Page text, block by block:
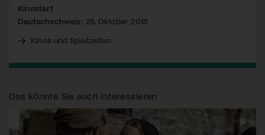
Kinostart
Deutschschweiz: 25. Oktober 2018
Kinos und Spielzeiten
Das könnte Sie auch interessieren